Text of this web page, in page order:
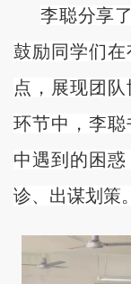
李聪分享
鼓励同学们
点，展现团
环节中，李
中遇到的困
诊、出谋划策。